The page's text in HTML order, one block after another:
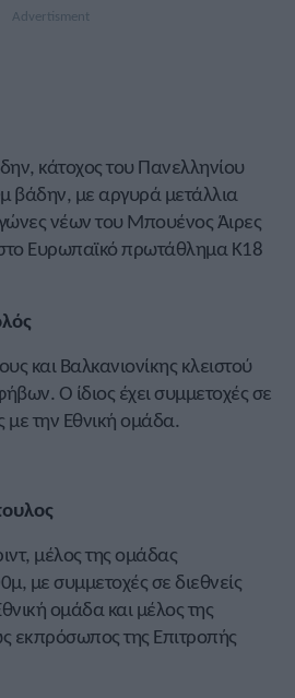
κάτοχος του Πανελληνίου
βάδην, με αργυρά μετάλλια
νέων του Μπουένος Άιρες
Ευρωπαϊκό πρωτάθλημα Κ18
και Βαλκανιονίκης κλειστού
Ο ίδιος έχει συμμετοχές σε
με την Εθνική ομάδα.
μέλος της ομάδας
με συμμετοχές σε διεθνείς
ομάδα και μέλος της
εκπρόσωπος της Επιτροπής